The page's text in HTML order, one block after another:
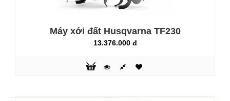
Máy xới đất GL 550
8.569.000 đ
Máy xới đất Husqvarna TF230
13.376.000 đ